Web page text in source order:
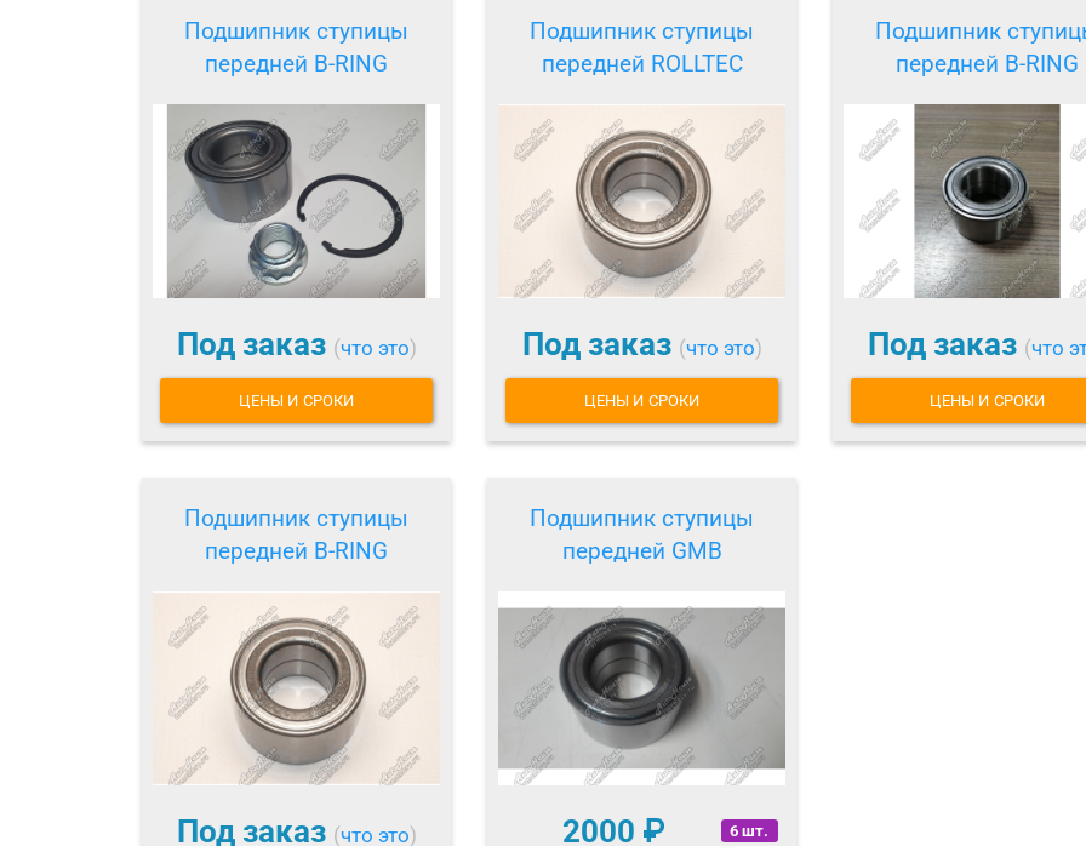
Подшипник ступицы
передней B-RING
Под заказ (что это)
ЦЕНЫ И СРОКИ
Подшипник ступицы
передней ROLLTEC
Под заказ (что это)
ЦЕНЫ И СРОКИ
Подшипник
передней B-RING
Под заказ (что
ЦЕНЫ И СРОКИ
Подшипник ступицы
передней B-RING
Под заказ (что это)
Подшипник ступицы
передней GMB
6 шт.
2000 ₽